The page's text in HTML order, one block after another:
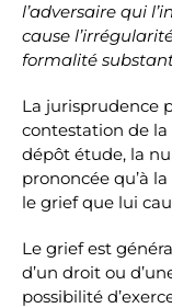
l’adversaire qui
cause
formalité
La jurisprudence
contestation de
dépôt étude, la
prononcée qu’à
le grief que lui
Le grief est
d’un droit ou
possibilité